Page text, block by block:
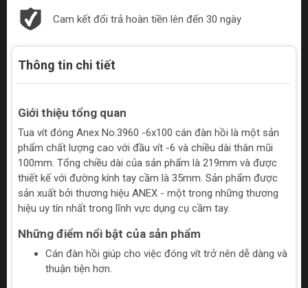
Cam kết đổi trả hoàn tiền lên đến 30 ngày
Thông tin chi tiết
Giới thiệu tổng quan
Tua vít đóng Anex No.3960 -6x100 cán đàn hồi là một sản
phẩm chất lượng cao với đầu vít -6 và chiều dài thân mũi
100mm. Tổng chiều dài của sản phẩm là 219mm và được
thiết kế với đường kính tay cầm là 35mm. Sản phẩm được
sản xuất bởi thương hiệu ANEX - một trong những thương
hiệu uy tín nhất trong lĩnh vực dụng cụ cầm tay.
Những điểm nổi bật của sản phẩm
Cán đàn hồi giúp cho việc đóng vít trở nên dễ dàng và
thuận tiện hơn.